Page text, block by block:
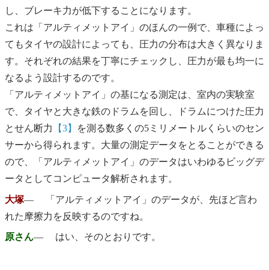
し、ブレーキ力が低下することになります。
これは「アルティメットアイ」のほんの一例で、車種によっ
てもタイヤの設計によっても、圧力の分布は大きく異なりま
す。それぞれの結果を丁寧にチェックし、圧力が最も均一に
なるよう設計するのです。
「アルティメットアイ」の基になる測定は、室内の実験室
で、タイヤと大きな鉄のドラムを回し、ドラムにつけた圧力
とせん断力
【3】
を測る数多くの5ミリメートルくらいのセン
サーから得られます。大量の測定データをとることができる
ので、「アルティメットアイ」のデータはいわゆるビッグデ
ータとしてコンピュータ解析されます。
大塚― 「アルティメットアイ」のデータが、先ほど言わ
れた摩擦力を反映するのですね。
原さん― はい、そのとおりです。